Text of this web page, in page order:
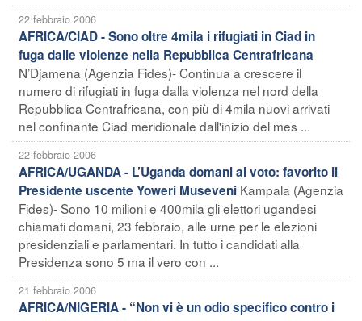
22 febbraio 2006
AFRICA/CIAD - Sono oltre 4mila i rifugiati in Ciad in
fuga dalle violenze nella Repubblica Centrafricana
N’Djamena (Agenzia Fides)- Continua a crescere il
numero di rifugiati in fuga dalla violenza nel nord della
Repubblica Centrafricana, con più di 4mila nuovi arrivati
nel confinante Ciad meridionale dall'inizio del mes ...
22 febbraio 2006
AFRICA/UGANDA - L’Uganda domani al voto: favorito il
Presidente uscente Yoweri Museveni Kampala (Agenzia
Fides)- Sono 10 milioni e 400mila gli elettori ugandesi
chiamati domani, 23 febbraio, alle urne per le elezioni
presidenziali e parlamentari. In tutto i candidati alla
Presidenza sono 5 ma il vero con ...
21 febbraio 2006
AFRICA/NIGERIA - “Non vi è un odio specifico contro i